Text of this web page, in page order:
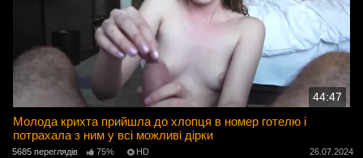
44:47
Молода крихта прийшла до хлопця в номер готелю і
потрахала з ним у всі можливі дірки
5685 переглядів 75% HD 26.07.2024